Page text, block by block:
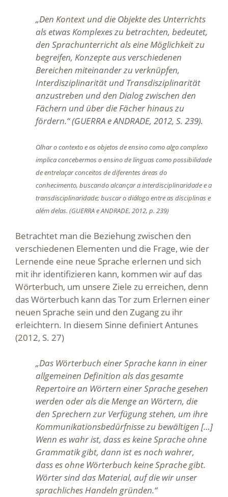
„Den Kontext und die Objekte des Unterrichts
als etwas Komplexes zu betrachten, bedeutet,
den Sprachunterricht als eine Möglichkeit zu
begreifen, Konzepte aus verschiedenen
Bereichen miteinander zu verknüpfen,
Interdisziplinarität und Transdisziplinarität
anzustreben und den Dialog zwischen den
Fächern und über die Fächer hinaus zu
fördern.“ (GUERRA e ANDRADE, 2012, S. 239).
Olhar o contexto e os objetos de ensino como algo complexo
implica concebermos o ensino de línguas como possibilidade
de entrelaçar conceitos de diferentes áreas do
conhecimento, buscando alcançar a interdisciplinaridade e a
transdisciplinaridade; buscar o diálogo entre as disciplinas e
além delas. (GUERRA e ANDRADE, 2012, p. 239)
Betrachtet man die Beziehung zwischen den
verschiedenen Elementen und die Frage, wie der
Lernende eine neue Sprache erlernen und sich
mit ihr identifizieren kann, kommen wir auf das
Wörterbuch, um unsere Ziele zu erreichen, denn
das Wörterbuch kann das Tor zum Erlernen einer
neuen Sprache sein und den Zugang zu ihr
erleichtern. In diesem Sinne definiert Antunes
(2012, S. 27)
„Das Wörterbuch einer Sprache kann in einer
allgemeinen Definition als das gesamte
Repertoire an Wörtern einer Sprache gesehen
werden oder als die Menge an Wörtern, die
den Sprechern zur Verfügung stehen, um ihre
Kommunikationsbedürfnisse zu bewältigen […]
Wenn es wahr ist, dass es keine Sprache ohne
Grammatik gibt, dann ist es noch wahrer,
dass es ohne Wörterbuch keine Sprache gibt.
Wörter sind das Material, auf die wir unser
sprachliches Handeln gründen.“